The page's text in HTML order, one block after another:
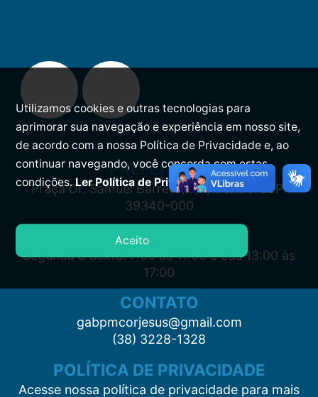
PREFEITURA
Praça Dr. Samuel Barreto, s/n, Centro CEP:
39340-000
ATENDIMENTO
Segunda à Sexta: 7:00 às 11:00 e das 13:00 às
17:00
CONTATO
gabpmcorjesus@gmail.com
(38) 3228-1328
POLÍTICA DE PRIVACIDADE
Acesse nossa política de privacidade para mais
Utilizamos cookies e outras tecnologias para
aprimorar sua navegação e experiência em nosso site,
de acordo com a nossa Política de Privacidade e, ao
continuar navegando, você concorda com estas
condições.Ler Política de Privacidade.
Aceito